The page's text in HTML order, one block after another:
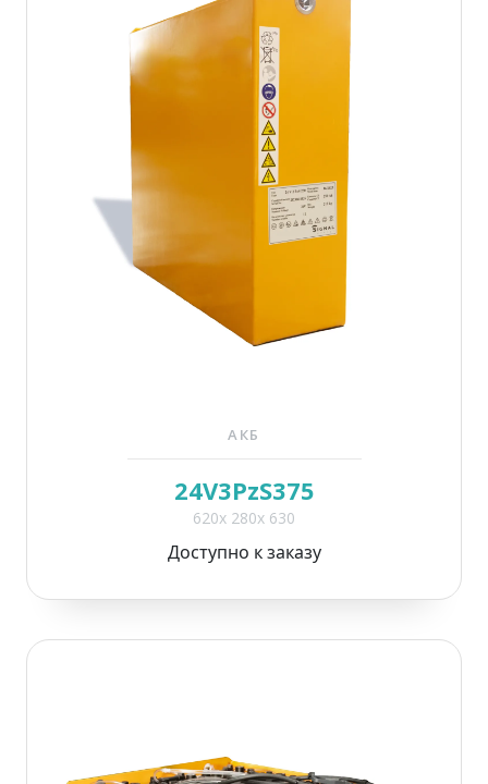
АКБ
24V3PzS375
620x 280x 630
Доступно к заказу